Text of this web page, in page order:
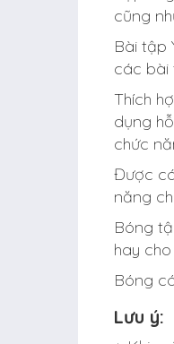
cũng
Bài tập
các bài
Thích
dụng
chức
Được
năng
Bóng
hay
Bóng
Lưu ý: